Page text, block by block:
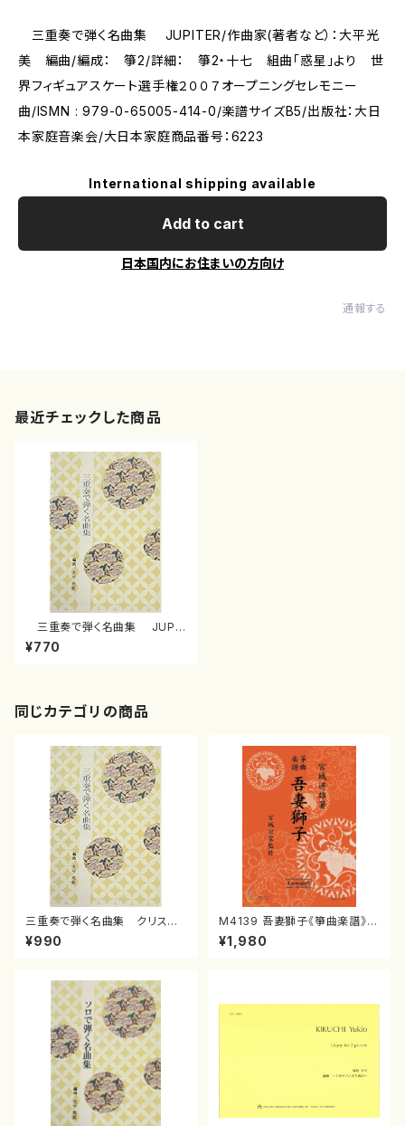
三重奏で弾く名曲集 JUPITER/作曲家(著者など）：大平光
美 編曲/編成： 箏2/詳細： 箏2・十七 組曲「惑星」より 世
界フィギュアスケート選手権２００７オープニングセレモニー
曲/ISMN : 979-0-65005-414-0/楽譜サイズB5/出版社：大日
本家庭音楽会/大日本家庭商品番号：6223
International shipping available
Add to cart
日本国内にお住まいの方向け
通報する
最近チェックした商品
三重奏で弾く名曲集 JUPI
TER( 箏2/大平光美 編曲/楽
譜）
¥770
同じカテゴリの商品
三重奏で弾く名曲集 クリスマ
スメドレー( 箏2/大平光美 編
曲/楽譜）
¥990
M4139 吾妻獅子《箏曲楽譜》
（箏/宮城道雄著・宮城宗家監修/
箏曲古典楽譜）
¥1,980